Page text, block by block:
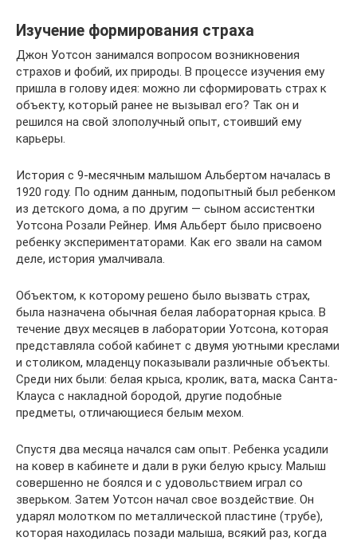
Изучение формирования страха
Джон Уотсон занимался вопросом возникновения
страхов и фобий, их природы. В процессе изучения ему
пришла в голову идея: можно ли сформировать страх к
объекту, который ранее не вызывал его? Так он и
решился на свой злополучный опыт, стоивший ему
карьеры.
История с 9-месячным малышом Альбертом началась в
1920 году. По одним данным, подопытный был ребенком
из детского дома, а по другим — сыном ассистентки
Уотсона Розали Рейнер. Имя Альберт было присвоено
ребенку экспериментаторами. Как его звали на самом
деле, история умалчивала.
Объектом, к которому решено было вызвать страх,
была назначена обычная белая лабораторная крыса. В
течение двух месяцев в лаборатории Уотсона, которая
представляла собой кабинет с двумя уютными креслами
и столиком, младенцу показывали различные объекты.
Среди них были: белая крыса, кролик, вата, маска Санта-
Клауса с накладной бородой, другие подобные
предметы, отличающиеся белым мехом.
Спустя два месяца начался сам опыт. Ребенка усадили
на ковер в кабинете и дали в руки белую крысу. Малыш
совершенно не боялся и с удовольствием играл со
зверьком. Затем Уотсон начал свое воздействие. Он
ударял молотком по металлической пластине (трубе),
которая находилась позади малыша, всякий раз, когда